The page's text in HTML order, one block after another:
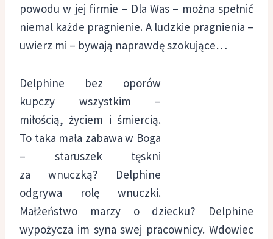
powodu w jej firmie – Dla Was – można spełnić
niemal każde pragnienie. A ludzkie pragnienia –
uwierz mi – bywają naprawdę szokujące…
Delphine bez oporów
kupczy wszystkim –
miłością, życiem i śmiercią.
To taka mała zabawa w Boga
– staruszek tęskni
za wnuczką? Delphine
odgrywa rolę wnuczki.
Małżeństwo marzy o dziecku? Delphine
wypożycza im syna swej pracownicy. Wdowiec